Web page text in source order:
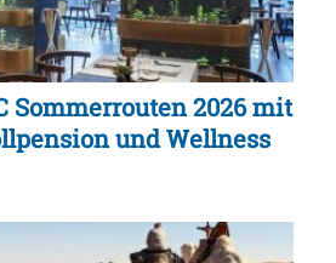
Sommerrouten 2026 mit
und Wellness